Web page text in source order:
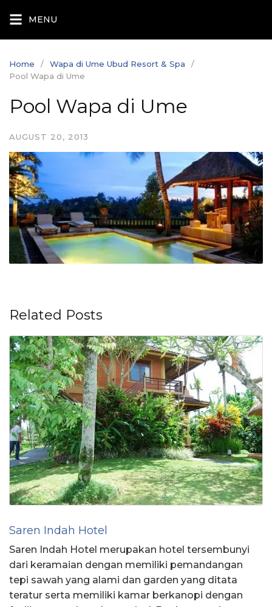
to
content
MENU
Home
Wapa di Ume Ubud Resort & Spa
Pool Wapa di Ume
Pool Wapa di Ume
AUGUST 20, 2013
Related Posts
Saren Indah Hotel
Saren Indah Hotel merupakan hotel tersembunyi
dari keramaian dengan memiliki pemandangan
tepi sawah yang alami dan garden yang ditata
teratur serta memiliki kamar berkanopi dengan